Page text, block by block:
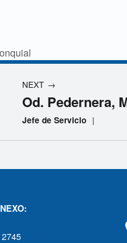
NEXT
Od. Pedernera,
Jefe de Servicio |